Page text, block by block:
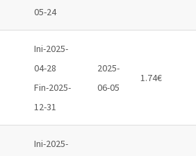
05-24
Ini-2025-
04-28
Fin-2025-
12-31
2025-
06-05
1.74€
Ini-2025-